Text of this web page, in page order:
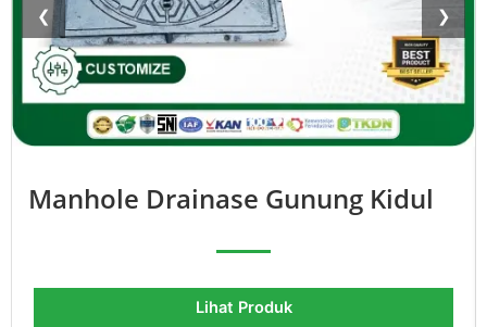
❮ ❯
Manhole Drainase Gunung Kidul
Lihat Produk